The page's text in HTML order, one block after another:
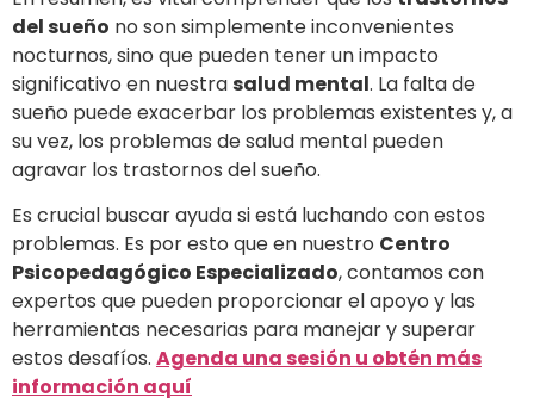
del sueño no son simplemente inconvenientes
nocturnos, sino que pueden tener un impacto
significativo en nuestrasalud mental. La falta de
sueño puede exacerbar los problemas existentes y, a
su vez, los problemas de salud mental pueden
agravar los trastornos del sueño.
Es crucial buscar ayuda si está luchando con estos
problemas. Es por esto que en nuestro Centro
Psicopedagógico Especializado, contamos con
expertos que pueden proporcionar el apoyo y las
herramientas necesarias para manejar y superar
estos desafíos. Agenda una sesión u obtén más
información aquí